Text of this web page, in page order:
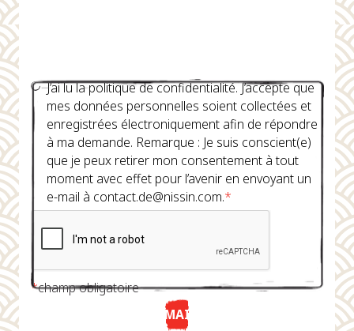
J’ai lu la politique de confidentialité. J’accepte que
mes données personnelles soient collectées et
enregistrées électroniquement afin de répondre
à ma demande. Remarque : Je suis conscient(e)
que je peux retirer mon consentement à tout
moment avec effet pour l’avenir en envoyant un
e-mail à contact.de@nissin.com.*
*champ obligatoire
ENVOYER MAINTENANT